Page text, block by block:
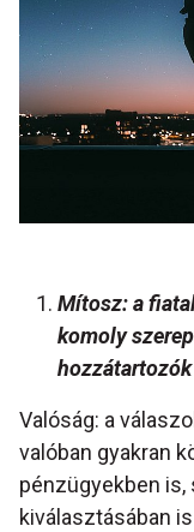
Mítosz: a
komoly
Valóság: a
valóban gyakran
pénzügyekben is,
kiválasztásában